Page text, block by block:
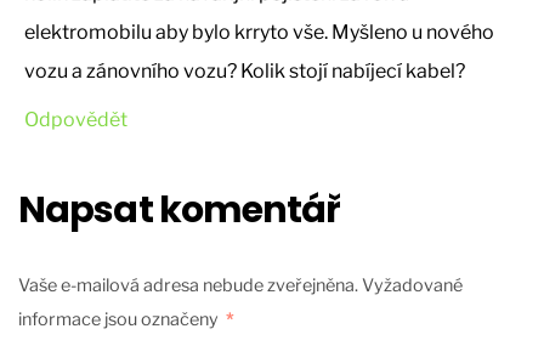
elektromobilu aby bylo krryto vše. Myšleno u nového
vozu a zánovního vozu? Kolik stojí nabíjecí kabel?
Odpovědět
Napsat komentář
Vaše e-mailová adresa nebude zveřejněna.Vyžadované
informace jsou označeny *